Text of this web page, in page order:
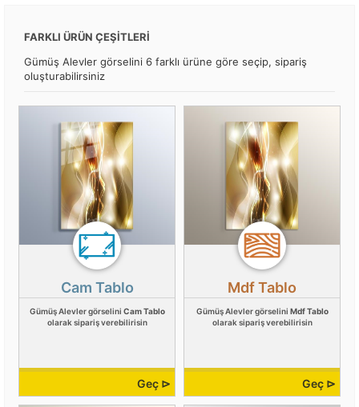
FARKLI ÜRÜN ÇEŞİTLERİ
Gümüş Alevler görselini 6 farklı ürüne göre seçip, sipariş
oluşturabilirsiniz
Cam Tablo
Gümüş Alevler görselini Cam Tablo
olarak sipariş verebilirisin
Geç ⊳
Mdf Tablo
Gümüş Alevler görselini Mdf Tablo
olarak sipariş verebilirisin
Geç ⊳